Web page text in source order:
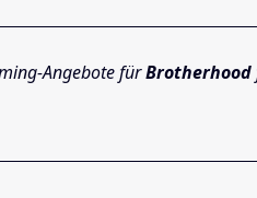
Angebote fürBrotherhood